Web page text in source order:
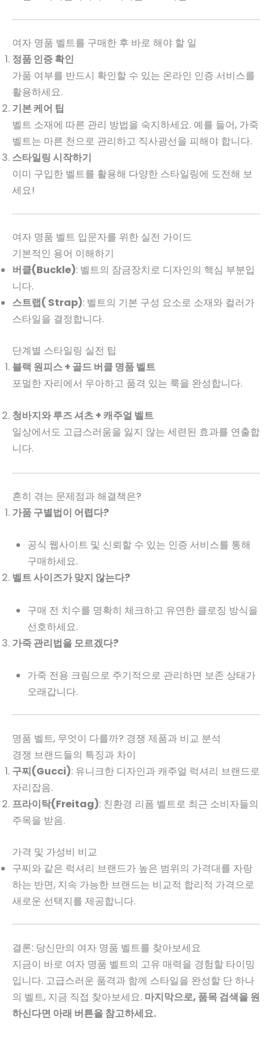
여자 명품 벨트를 구매한 후 바로 해야 할 일
정품 인증 확인
가품 여부를 반드시 확인할 수 있는 온라인 인증 서비스를
활용하세요.
기본 케어 팁
벨트 소재에 따른 관리 방법을 숙지하세요. 예를 들어, 가죽
벨트는 마른 천으로 관리하고 직사광선을 피해야 합니다.
스타일링 시작하기
이미 구입한 벨트를 활용해 다양한 스타일링에 도전해 보
세요!
여자 명품 벨트 입문자를 위한 실전 가이드
기본적인 용어 이해하기
버클(Buckle): 벨트의 잠금장치로 디자인의 핵심 부분입
니다.
스트랩( Strap): 벨트의 기본 구성 요소로 소재와 컬러가
스타일을 결정합니다.
단계별 스타일링 실전 팁
블랙 원피스 + 골드 버클 명품 벨트
포멀한 자리에서 우아하고 품격 있는 룩을 완성합니다.
청바지와 루즈 셔츠 + 캐주얼 벨트
일상에서도 고급스러움을 잃지 않는 세련된 효과를 연출합
니다.
흔히 겪는 문제점과 해결책은?
가품 구별법이 어렵다?
공식 웹사이트 및 신뢰할 수 있는 인증 서비스를 통해
구매하세요.
벨트 사이즈가 맞지 않는다?
구매 전 치수를 명확히 체크하고 유연한 클로징 방식을
선호하세요.
가죽 관리법을 모르겠다?
가죽 전용 크림으로 주기적으로 관리하면 보존 상태가
오래갑니다.
명품 벨트, 무엇이 다를까? 경쟁 제품과 비교 분석
경쟁 브랜드들의 특징과 차이
구찌(Gucci): 유니크한 디자인과 캐주얼 럭셔리 브랜드로
자리잡음.
프라이탁(Freitag): 친환경 리폼 벨트로 최근 소비자들의
주목을 받음.
가격 및 가성비 비교
구찌와 같은 럭셔리 브랜드가 높은 범위의 가격대를 자랑
하는 반면, 지속 가능한 브랜드는 비교적 합리적 가격으로
새로운 선택지를 제공합니다.
결론: 당신만의 여자 명품 벨트를 찾아보세요
지금이 바로 여자 명품 벨트의 고유 매력을 경험할 타이밍
입니다. 고급스러운 품격과 함께 스타일을 완성할 단 하나
의 벨트, 지금 직접 찾아보세요. 마지막으로, 품목 검색을 원
하신다면 아래 버튼을 참고하세요.